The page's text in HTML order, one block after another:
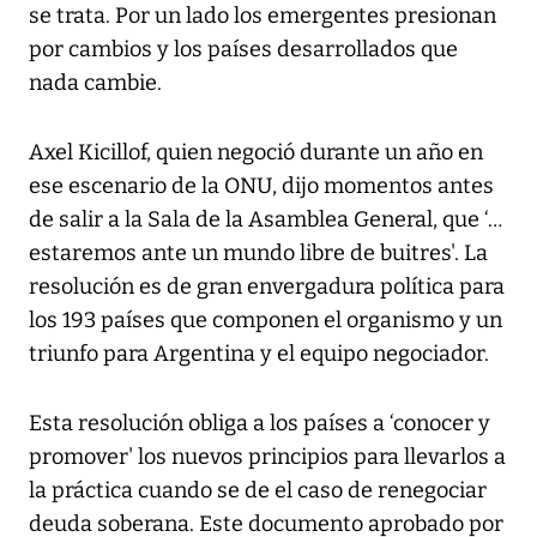
se trata. Por un lado los emergentes presionan
por cambios y los países desarrollados que
nada cambie.
Axel Kicillof, quien negoció durante un año en
ese escenario de la ONU, dijo momentos antes
de salir a la Sala de la Asamblea General, que ‘…
estaremos ante un mundo libre de buitres'. La
resolución es de gran envergadura política para
los 193 países que componen el organismo y un
triunfo para Argentina y el equipo negociador.
Esta resolución obliga a los países a ‘conocer y
promover' los nuevos principios para llevarlos a
la práctica cuando se de el caso de renegociar
deuda soberana. Este documento aprobado por